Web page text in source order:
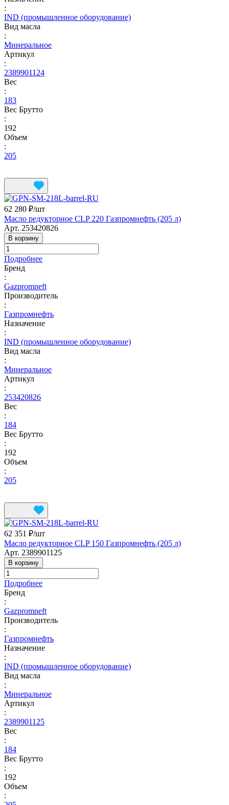
:
IND (промышленное оборудование)
Вид масла
:
Минеральное
Артикул
:
2389901124
Вес
:
183
Вес Брутто
:
192
Объем
:
205
62 280 ₽/шт
Масло редукторное CLP 220 Газпромнефть (205 л)
Арт. 253420826
В корзину
Подробнее
Бренд
:
Gazpromneft
Производитель
:
Газпромнефть
Назначение
:
IND (промышленное оборудование)
Вид масла
:
Минеральное
Артикул
:
253420826
Вес
:
184
Вес Брутто
:
192
Объем
:
205
62 351 ₽/шт
Масло редукторное CLP 150 Газпромнефть (205 л)
Арт. 2389901125
В корзину
Подробнее
Бренд
:
Gazpromneft
Производитель
:
Газпромнефть
Назначение
:
IND (промышленное оборудование)
Вид масла
:
Минеральное
Артикул
:
2389901125
Вес
:
184
Вес Брутто
:
192
Объем
: